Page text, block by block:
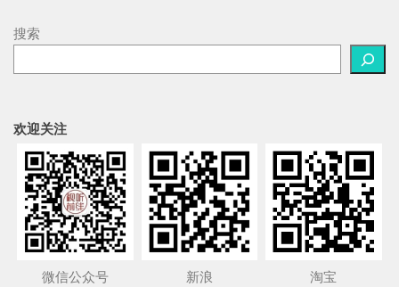
搜索
欢迎关注
微信公众号 新浪 淘宝